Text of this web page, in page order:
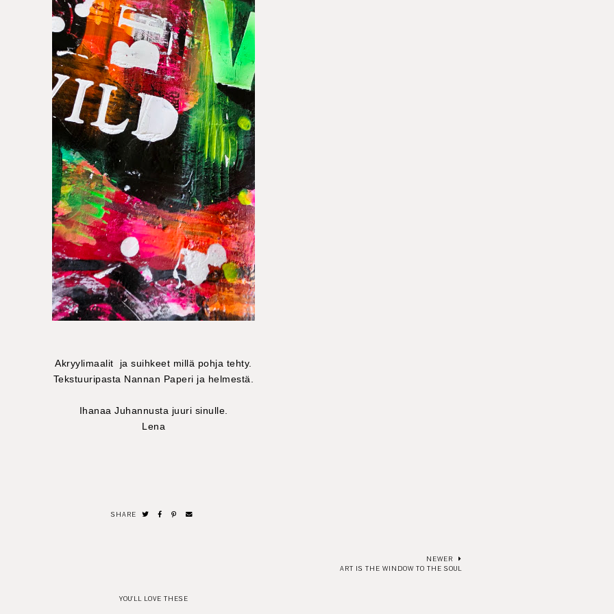
Akryylimaalit ja suihkeet millä pohja tehty.
Tekstuuripasta Nannan Paperi ja helmestä.
Ihanaa Juhannusta juuri sinulle.
Lena
SHARE
NEWER
ART IS THE WINDOW TO THE SOUL
YOU'LL LOVE THESE